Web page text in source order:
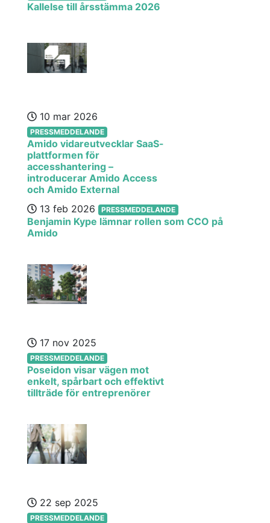
Kallelse till årsstämma 2026
10 mar 2026
PRESSMEDDELANDE
Amido vidareutvecklar SaaS-
plattformen för
accesshantering –
introducerar Amido Access
och Amido External
13 feb 2026
PRESSMEDDELANDE
Benjamin Kype lämnar rollen som CCO på
Amido
17 nov 2025
PRESSMEDDELANDE
Poseidon visar vägen mot
enkelt, spårbart och effektivt
tillträde för entreprenörer
22 sep 2025
PRESSMEDDELANDE